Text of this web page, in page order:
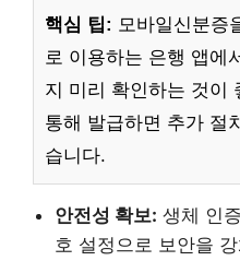
핵심 팁: 모바일신분증
로 이용하는 은행 앱에
지 미리 확인하는 것이
통해 발급하면 추가 절
습니다.
안전성 확보: 생체 인
호 설정으로 보안을